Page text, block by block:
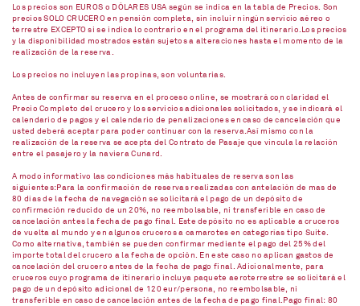
Los precios son EUROS o DÓLARES USA según se indica en la tabla de Precios. Son
precios SOLO CRUCERO en pensión completa, sin incluir ningún servicio aéreo o
terrestre EXCEPTO si se indica lo contrario en el programa del itinerario.Los precios
y la disponibilidad mostrados están sujetos a alteraciones hasta el momento de la
realización de la reserva.
Los precios no incluyen las propinas, son voluntarias.
Antes de confirmar su reserva en el proceso online, se mostrará con claridad el
Precio Completo del crucero y los servicios adicionales solicitados, y se indicará el
calendario de pagos y el calendario de penalizaciones en caso de cancelación que
usted deberá aceptar para poder continuar con la reserva.Así mismo con la
realización de la reserva se acepta del Contrato de Pasaje que vincula la relación
entre el pasajero y la naviera Cunard.
A modo informativo las condiciones más habituales de reserva son las
siguientes:Para la confirmación de reservas realizadas con antelación de mas de
80 días de la fecha de navegación se solicitará el pago de un depósito de
confirmación reducido de un 20%, no reembolsable, ni transferible en caso de
cancelación antes la fecha de pago final. Este depósito no es aplicable a cruceros
de vuelta al mundo y en algunos cruceros a camarotes en categorías tipo Suite.
Como alternativa, también se pueden confirmar mediante el pago del 25% del
importe total del crucero a la fecha de opción. En este caso no aplican gastos de
cancelación del crucero antes de la fecha de pago final. Adicionalmente, para
cruceros cuyo programa de itinerario incluya paquete aeroterrestre se solicitará el
pago de un depósito adicional de 120 eur/persona, no reembolsable, ni
transferible en caso de cancelación antes de la fecha de pago final.Pago final: 80